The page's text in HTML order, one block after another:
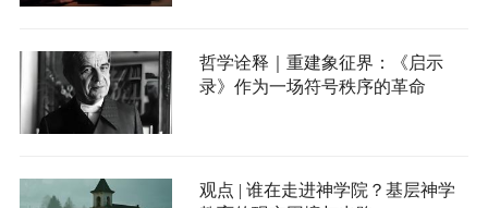
哲学诠释｜重建象征界：《启示
录》作为一场符号秩序的革命
观点 | 谁在走进神学院？基层神学